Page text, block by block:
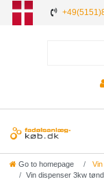
Go to homepage
Vin dispenser 3kw